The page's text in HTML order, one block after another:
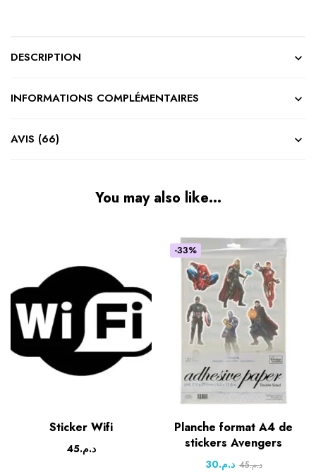
DESCRIPTION
INFORMATIONS COMPLÉMENTAIRES
AVIS (66)
You may also like…
Sticker Wifi
د.م.45
-33%
Planche format A4 de
stickers Avengers
د.م.30 د.م.45